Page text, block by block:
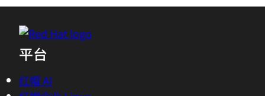
平台
红帽 AI